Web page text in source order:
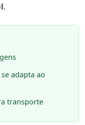
.
adapta ao
transporte